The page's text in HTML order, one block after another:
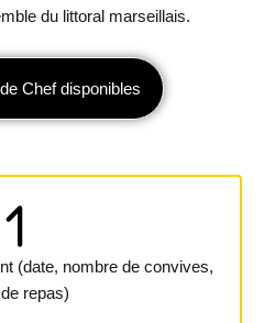
du littoral marseillais.
Chef disponibles
(date, nombre de convives,
repas)